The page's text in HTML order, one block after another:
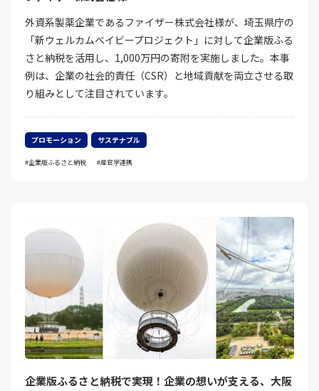
外資系製薬企業であるファイザー株式会社様が、埼玉県庁の
「新ウェルカムベイビープロジェクト」に対して企業版ふる
さと納税を活用し、1,000万円の寄附を実施しました。本事
例は、企業の社会的責任（CSR）と地域貢献を両立させる取
り組みとして注目されています。
プロモーション サステナブル
企業版ふるさと納税 産官学連携
企業版ふるさと納税で実現！企業の想いが支える、大阪